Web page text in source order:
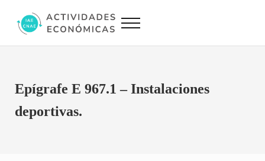
Actividades Económicas IAE CNAE
Menu
Epígrafe E 967.1 – Instalaciones
deportivas.